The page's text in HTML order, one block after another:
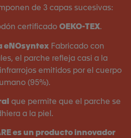
de 3 capas sucesivas:
certificadoOEKO-TEX.
eNOsyntex Fabricado con
el parche refleja casi a la
emitidos por el cuerpo
(95%).
que permite que el parche se
a la piel.
es un producto innovador